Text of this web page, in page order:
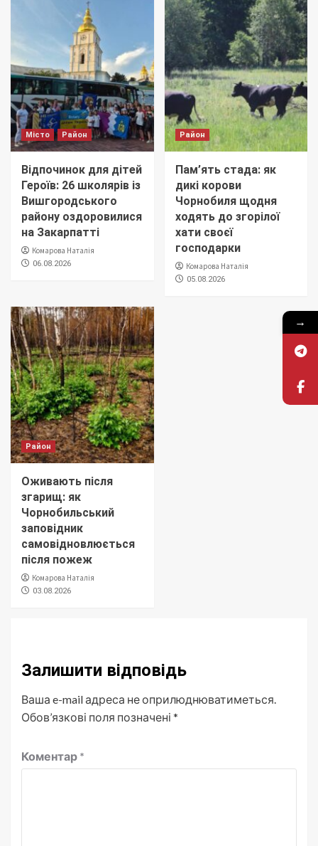
Місто Район
Відпочинок для дітей
Героїв: 26 школярів із
Вишгородського
району оздоровилися
на Закарпатті
Комарова Наталія
06.08.2026
Район
Пам’ять стада: як
дикі корови
Чорнобиля щодня
ходять до згорілої
хати своєї
господарки
Комарова Наталія
05.08.2026
Район
Оживають після
згарищ: як
Чорнобильський
заповідник
самовідновлюється
після пожеж
Комарова Наталія
03.08.2026
Залишити відповідь
Ваша e-mail адреса не оприлюднюватиметься.
Обов’язкові поля позначені *
Коментар *
→